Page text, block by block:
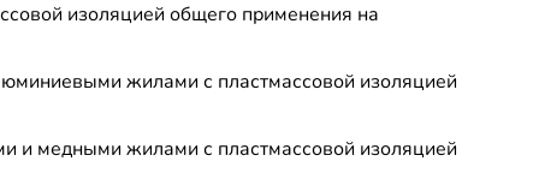
изоляцией общего применения на
жилами с пластмассовой изоляцией
и медными жилами с пластмассовой изоляцией